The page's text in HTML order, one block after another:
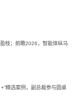
枝；前瞻2026，智能体纵马
精选案例，副总裁参与圆桌